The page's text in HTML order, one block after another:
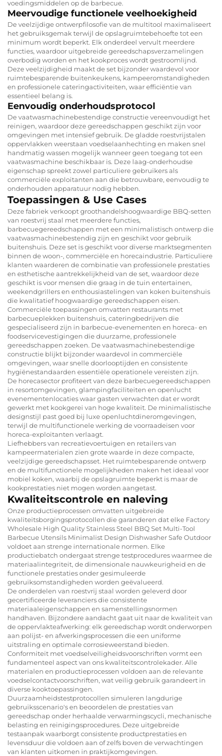
voedingsmiddelen op de barbecue.
Meervoudige functionele veelhoekigheid
De veelzijdige ontwerpfilosofie van de multitool maximaliseert
het gebruiksgemak terwijl de opslagruimtebehoefte tot een
minimum wordt beperkt. Elk onderdeel vervult meerdere
functies, waardoor uitgebreide gereedschapsverzamelingen
overbodig worden en het kookproces wordt gestroomlijnd.
Deze veelzijdigheid maakt de set bijzonder waardevol voor
ruimtebesparende buitenkeukens, kampeeromstandigheden
en professionele cateringactiviteiten, waar efficiëntie van
essentieel belang is.
Eenvoudig onderhoudsprotocol
De vaatwasmachinebestendige constructie vereenvoudigt het
reinigen, waardoor deze gereedschappen geschikt zijn voor
omgevingen met intensief gebruik. De gladde roestvrijstalen
oppervlakken weerstaan voedselaanhechting en maken snel
handmatig wassen mogelijk wanneer geen toegang tot een
vaatwasmachine beschikbaar is. Deze laag-onderhoudse
eigenschap spreekt zowel particuliere gebruikers als
commerciële exploitanten aan die betrouwbare, eenvoudig te
onderhouden apparatuur nodig hebben.
Toepassingen & Use Cases
Deze fabriek verkoopt groothandelshoogwaardige BBQ-setten
van roestvrij staal met meerdere functies,
barbecuegereedschappen met een minimalistisch ontwerp die
vaatwasmachinebestendig zijn en geschikt voor gebruik
buitenshuis. Deze set is geschikt voor diverse marktsegmenten
binnen de woon-, commerciële en horecaindustrie. Particuliere
klanten waarderen de combinatie van professionele prestaties
en esthetische aantrekkelijkheid van de set, waardoor deze
geschikt is voor mensen die graag in de tuin entertainen,
weekendgrillers en enthousiastelingen van koken buitenshuis
die kwalitatief hoogwaardige gereedschappen eisen.
Commerciële toepassingen omvatten restaurants met
barbecueplekken buitenshuis, cateringbedrijven die
gespecialiseerd zijn in barbecue-evenementen en horeca- en
foodservicevestigingen die duurzame, professionele
gereedschappen zoeken. De vaatwasmachinebestendige
constructie blijkt bijzonder waardevol in commerciële
omgevingen, waar snelle doorlooptijden en consistente
hygiënestandaarden essentiële operationele vereisten zijn.
De horecasector profiteert van deze barbecuegereedschappen
in resortomgevingen, glampingfaciliteiten en openlucht
evenementenlocaties waar gasten verwachten dat er wordt
gewerkt met kookgerei van hoge kwaliteit. De minimalistische
designstijl past goed bij luxe openluchtdineromgevingen,
terwijl de multifunctionele werking de voorraadeisen voor
horeca-exploitanten verlaagt.
Liefhebbers van recreatievoertuigen en retailers van
kampeermaterialen zien grote waarde in deze compacte,
veelzijdige gereedschapsset. Het ruimtebesparende ontwerp
en de multifunctionele mogelijkheden maken het ideaal voor
mobiel koken, waarbij de opslagruimte beperkt is maar de
kookprestaties niet mogen worden aangetast.
Kwaliteitscontrole en naleving
Onze productieprocessen omvatten uitgebreide
kwaliteitsborgingsprotocollen die garanderen dat elke Factory
Wholesale High Quality Stainless Steel BBQ Set Multi-Tool
Barbecue Utensils Minimalist Design Dishwasher Safe Outdoor
voldoet aan strenge internationale normen. Elke
productiebatch ondergaat strenge testprocedures waarmee de
materiaalintegriteit, de dimensionale nauwkeurigheid en de
functionele prestaties onder gesimuleerde
gebruiksomstandigheden worden geëvalueerd.
De onderdelen van roestvrij staal worden geleverd door
gecertificeerde leveranciers die consistente
materiaaleigenschappen en samenstellingsnormen
handhaven. Bijzondere aandacht gaat uit naar de kwaliteit van
de oppervlakteafwerking: elk gereedschap wordt onderworpen
aan polijst- en afwerkingsprocessen die een uniforme
uitstraling en optimale corrosieweerstand bieden.
Conformiteit met voedselveiligheidsvoorschriften vormt een
fundamenteel aspect van ons kwaliteitscontrolekader. Alle
materialen en productieprocessen voldoen aan de relevante
voedselcontactvoorschriften, wat veilig gebruik garandeert in
diverse kooktoepassingen.
Duurzaamheidstestprotocollen simuleren langdurige
gebruiksscenario's en beoordelen de prestaties van
gereedschap onder herhaalde verwarmingscycli, mechanische
belasting en reinigingsprocedures. Deze uitgebreide
testaanpak waarborgt consistente productprestaties en
levensduur die voldoen aan of zelfs boven de verwachtingen
van klanten uitkomen in praktijkomgevingen.